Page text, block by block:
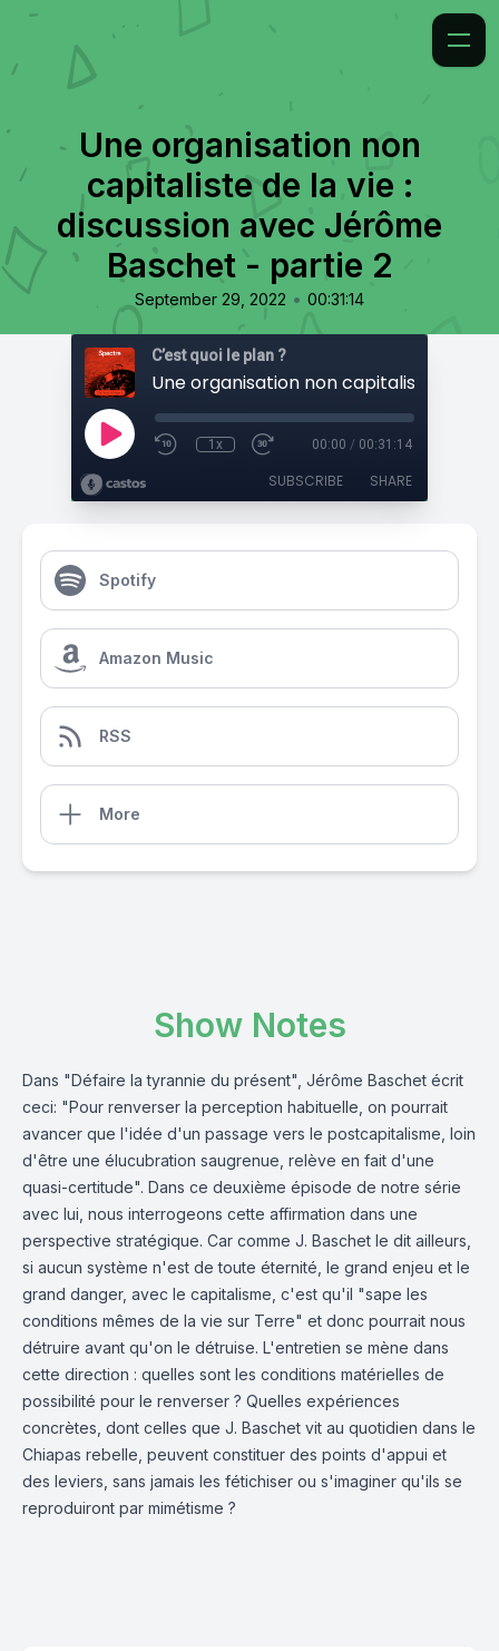
Une organisation non
capitaliste de la vie :
discussion avec Jérôme
Baschet - partie 2
September 29, 2022 • 00:31:14
C’est quoi le plan ?
1x 00:00 / 00:31:14
SUBSCRIBE SHARE
Spotify
Amazon Music
RSS
More
Show Notes
Dans "Défaire la tyrannie du présent", Jérôme Baschet écrit
ceci: "Pour renverser la perception habituelle, on pourrait
avancer que l'idée d'un passage vers le postcapitalisme, loin
d'être une élucubration saugrenue, relève en fait d'une
quasi-certitude". Dans ce deuxième épisode de notre série
avec lui, nous interrogeons cette affirmation dans une
perspective stratégique. Car comme J. Baschet le dit ailleurs,
si aucun système n'est de toute éternité, le grand enjeu et le
grand danger, avec le capitalisme, c'est qu'il "sape les
conditions mêmes de la vie sur Terre" et donc pourrait nous
détruire avant qu'on le détruise. L'entretien se mène dans
cette direction : quelles sont les conditions matérielles de
possibilité pour le renverser ? Quelles expériences
concrètes, dont celles que J. Baschet vit au quotidien dans le
Chiapas rebelle, peuvent constituer des points d'appui et
des leviers, sans jamais les fétichiser ou s'imaginer qu'ils se
reproduiront par mimétisme ?